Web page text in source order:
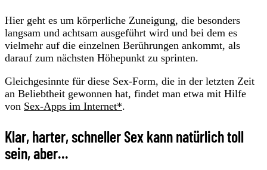
Hier geht es um körperliche Zuneigung, die besonders
langsam und achtsam ausgeführt wird und bei dem es
vielmehr auf die einzelnen Berührungen ankommt, als
darauf zum nächsten Höhepunkt zu sprinten.
Gleichgesinnte für diese Sex-Form, die in der letzten Zeit
an Beliebtheit gewonnen hat, findet man etwa mit Hilfe
von Sex-Apps im Internet*.
Klar, harter, schneller Sex kann natürlich toll
sein, aber...